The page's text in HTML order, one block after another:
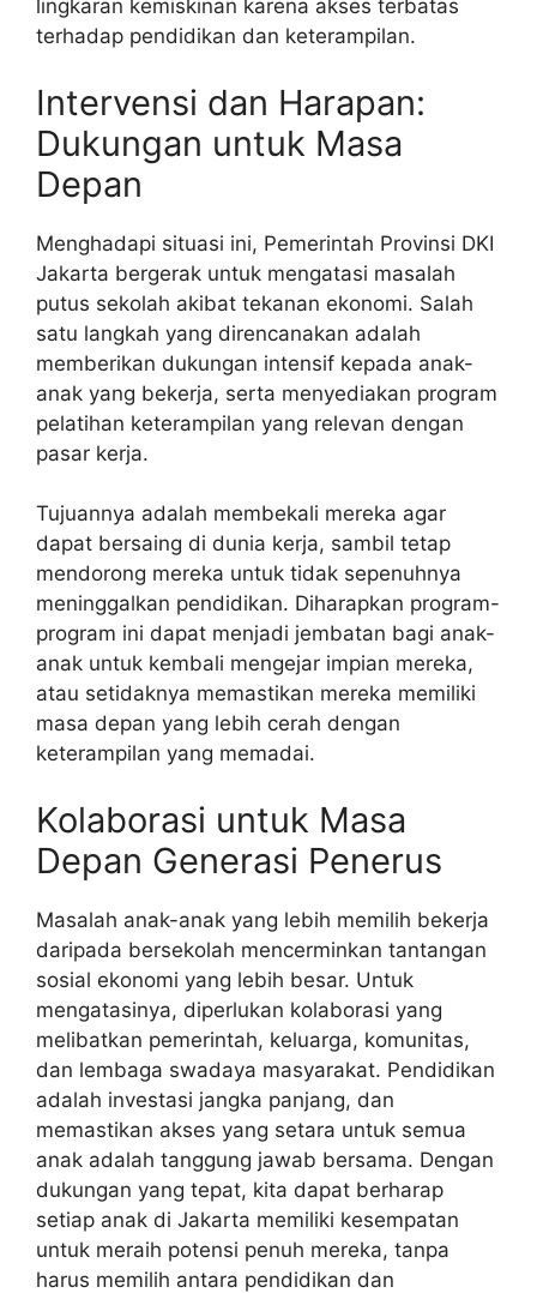
lingkaran kemiskinan karena akses terbatas
terhadap pendidikan dan keterampilan.
Intervensi dan Harapan:
Dukungan untuk Masa
Depan
Menghadapi situasi ini, Pemerintah Provinsi DKI
Jakarta bergerak untuk mengatasi masalah
putus sekolah akibat tekanan ekonomi. Salah
satu langkah yang direncanakan adalah
memberikan dukungan intensif kepada anak-
anak yang bekerja, serta menyediakan program
pelatihan keterampilan yang relevan dengan
pasar kerja.
Tujuannya adalah membekali mereka agar
dapat bersaing di dunia kerja, sambil tetap
mendorong mereka untuk tidak sepenuhnya
meninggalkan pendidikan. Diharapkan program-
program ini dapat menjadi jembatan bagi anak-
anak untuk kembali mengejar impian mereka,
atau setidaknya memastikan mereka memiliki
masa depan yang lebih cerah dengan
keterampilan yang memadai.
Kolaborasi untuk Masa
Depan Generasi Penerus
Masalah anak-anak yang lebih memilih bekerja
daripada bersekolah mencerminkan tantangan
sosial ekonomi yang lebih besar. Untuk
mengatasinya, diperlukan kolaborasi yang
melibatkan pemerintah, keluarga, komunitas,
dan lembaga swadaya masyarakat. Pendidikan
adalah investasi jangka panjang, dan
memastikan akses yang setara untuk semua
anak adalah tanggung jawab bersama. Dengan
dukungan yang tepat, kita dapat berharap
setiap anak di Jakarta memiliki kesempatan
untuk meraih potensi penuh mereka, tanpa
harus memilih antara pendidikan dan